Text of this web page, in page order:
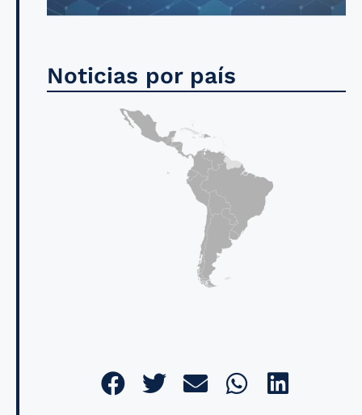
Noticias por país